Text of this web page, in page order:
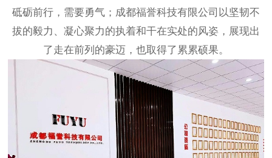
砥砺前行，需要勇气；成都福誉科技有限公司以坚韧不
拔的毅力、凝心聚力的执着和干在实处的风姿，展现出
了走在前列的豪迈，也取得了累累硕果。